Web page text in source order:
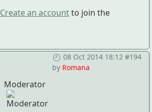
Create an accountto join the
08 Oct 2014 18:12 #194
by Romana
Moderator